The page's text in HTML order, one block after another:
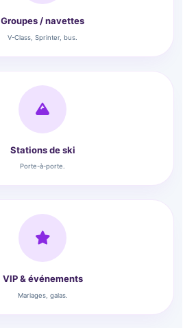
Groupes / navettes
V-Class, Sprinter, bus.
Stations de ski
Porte-à-porte.
VIP & événements
Mariages, galas.